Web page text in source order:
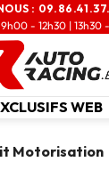
:
- 12h30 | 13h30
WEB
Motorisation